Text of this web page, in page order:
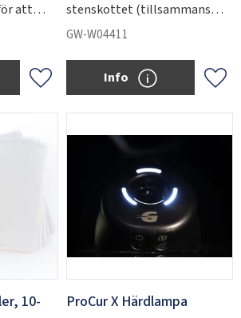
att
yta
Add to favorites
stenskottet (tillsammans
med plastfilm GW-W00030)
lagningen.
GW-W04411
Add
Info
10-
ProCur X Härdlampa